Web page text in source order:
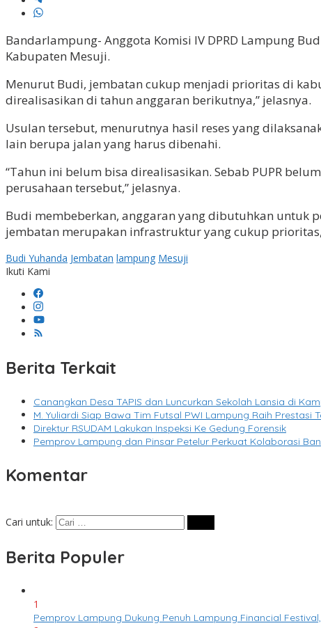
Bandarlampung- Anggota Komisi IV DPRD Lampung
Kabupaten Mesuji.
Menurut Budi, jembatan cukup menjadi prioritas di
direalisasikan di tahun anggaran berikutnya,” jelasnya.
Usulan tersebut, menurutnya hasil reses yang
lain berupa jalan yang harus dibenahi.
“Tahun ini belum bisa direalisasikan. Sebab PUPR
perusahaan tersebut,” jelasnya.
Budi membeberkan, anggaran yang dibutuhkan untuk
jembatan merupakan infrastruktur yang cukup
Budi Yuhanda Jembatan lampung Mesuji
Ikuti Kami
Berita Terkait
Canangkan Desa TAPIS dan Luncurkan Sekolah Lansia di
M. Yuliardi Siap Bawa Tim Futsal PWI Lampung Raih Prestasi
Direktur RSUDAM Lakukan Inspeksi Ke Gedung Forensik
Pemprov Lampung dan Pinsar Petelur Perkuat Kolaborasi
Komentar
Cari untuk:
Berita Populer
1
Pemprov Lampung Dukung Penuh Lampung Financial